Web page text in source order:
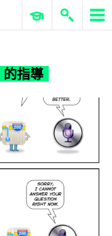
的指導
ERP 與商業 AI
指導